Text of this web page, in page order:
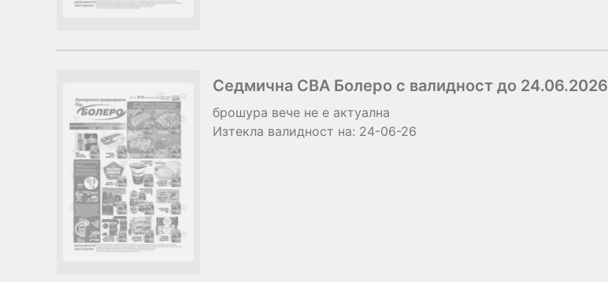
Седмична CBA Болеро с валидност до 24.06.2026
брошура вече не е актуална
Изтекла валидност на: 24-06-26